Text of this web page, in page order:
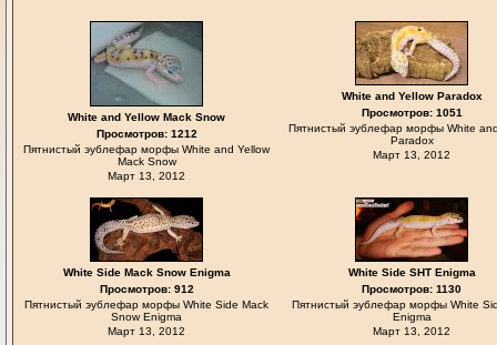
White and Yellow Mack Snow
Просмотров: 1212
Пятнистый эублефар морфы White and Yellow
Mack Snow
Март 13, 2012
White and Yellow Paradox
Просмотров: 1051
Пятнистый эублефар морфы White
Paradox
Март 13, 2012
White Side Mack Snow Enigma
Просмотров: 912
Пятнистый эублефар морфы White Side Mack
Snow Enigma
Март 13, 2012
White Side SHT Enigma
Просмотров: 1130
Пятнистый эублефар морфы White
Enigma
Март 13, 2012